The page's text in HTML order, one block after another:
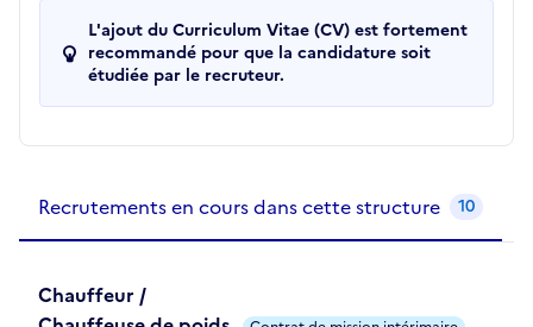
L'ajout du Curriculum Vitae (CV) est fortement
recommandé pour que la candidature soit
étudiée par le recruteur.
Recrutements en cours dans cette structure 10
Chauffeur /